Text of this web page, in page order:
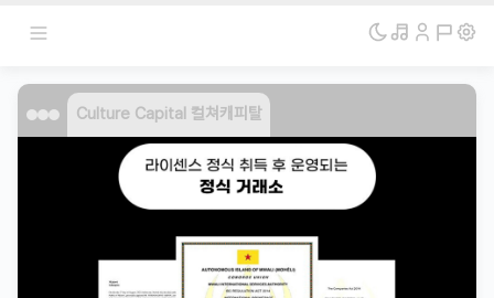
Culture Capital 컬쳐캐피탈